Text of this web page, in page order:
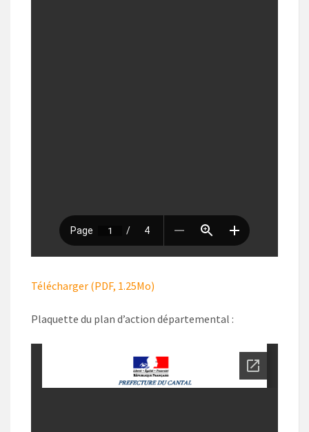
Télécharger (PDF, 1.25Mo)
Plaquette du plan d’action départemental :